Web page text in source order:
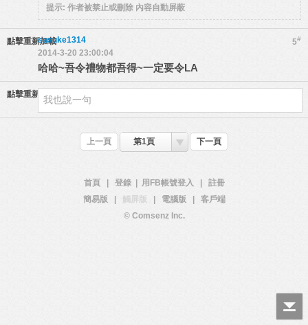
提示: 作者被禁止或刪除 內容自動屏蔽
點擊重新加載 5#
sasuke1314
2014-3-20 23:00:04
哈哈~吾令禮物都吾得~一定要令LA
點擊重新加載
上一頁 第1頁 下一頁
首頁 登錄 用FB帳號登入
註冊
簡易版
觸屏版 電腦版
客戶端
© Comsenz Inc.